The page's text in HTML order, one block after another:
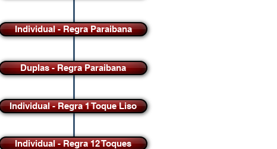
Individual - Regra Paraibana
Individual - Regra 1 Toque Liso
Duplas - Regra Paraibana
Individual - Regra 12 Toques